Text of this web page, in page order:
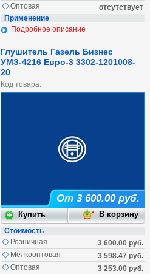
отсутствует
Оптовая
Применение
Подробное описание
Глушитель Газель Бизнес
УМЗ-4216 Евро-3 3302-1201008-
20
Код товара:
От 3 600.00 руб.
Стоимость
3 600.00 руб.
Розничная
3 598.47 руб.
Мелкооптовая
3 253.00 руб.
Оптовая